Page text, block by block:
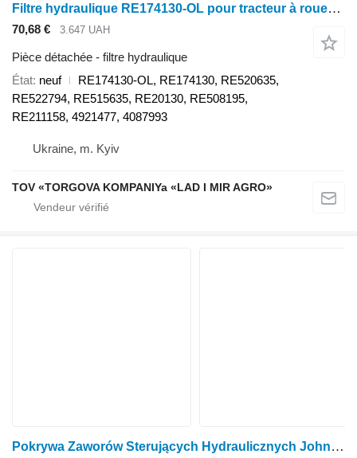
Filtre hydraulique RE174130-OL pour tracteur à roues John Deere 6130M, 6155R, 6195M, 7820, 7920, 7230R, 7250R, 8130, 8230, 8330, 8430, 8530, 8245R, 8320R, 8345R, 8R 370, 9330, 9430, 9530, 9R 440, 9RX 590
70,68 € 3.647 UAH
Pièce détachée - filtre hydraulique
État neuf
RE174130-OL, RE174130, RE520635,
RE522794, RE515635, RE20130, RE508195,
RE211158, 4921477, 4087993
Ukraine, m. Kyiv
TOV «TORGOVA KOMPANIYa «LAD I MIR AGRO»
Pokrywa Zaworów Sterujących Hydraulicznych John Deere Couvercle de vanne de commande hydraulique 8130 8230 8430 8530 9230 9630 pour tracteur à roues John Deere 8130, 8230, 8430, 8530, 9230 ,9630